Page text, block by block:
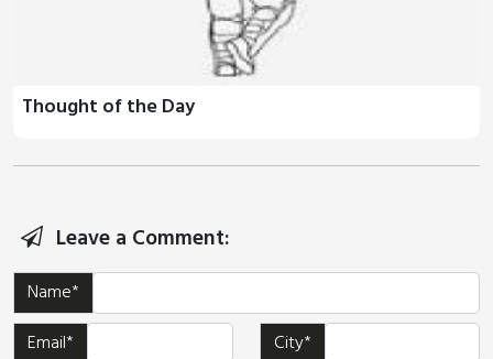
Thought of the Day
Leave a Comment:
Name*
Email*
City*